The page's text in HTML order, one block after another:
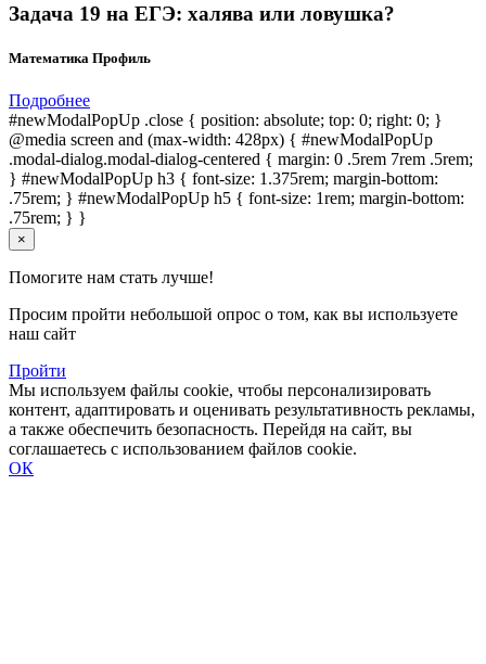
Задача 19 на ЕГЭ: халява или ловушка?
Математика Профиль
Подробнее
#newModalPopUp .close { position: absolute; top: 0; right: 0; }
@media screen and (max-width: 428px) { #newModalPopUp
.modal-dialog.modal-dialog-centered { margin: 0 .5rem 7rem .5rem;
} #newModalPopUp h3 { font-size: 1.375rem; margin-bottom:
.75rem; } #newModalPopUp h5 { font-size: 1rem; margin-bottom:
.75rem; } }
×
Помогите нам стать лучше!
Просим пройти небольшой опрос о том, как вы используете
наш сайт
Пройти
Мы используем файлы cookie, чтобы персонализировать
контент, адаптировать и оценивать результативность рекламы,
а также обеспечить безопасность. Перейдя на сайт, вы
соглашаетесь с использованием файлов cookie.
ОК